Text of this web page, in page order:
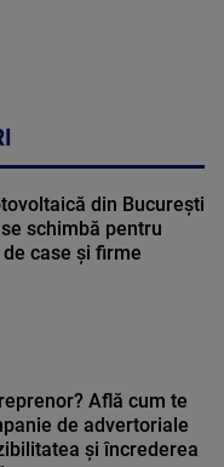
din București
schimbă pentru
case și firme
Află cum te
de advertoriale
și încrederea